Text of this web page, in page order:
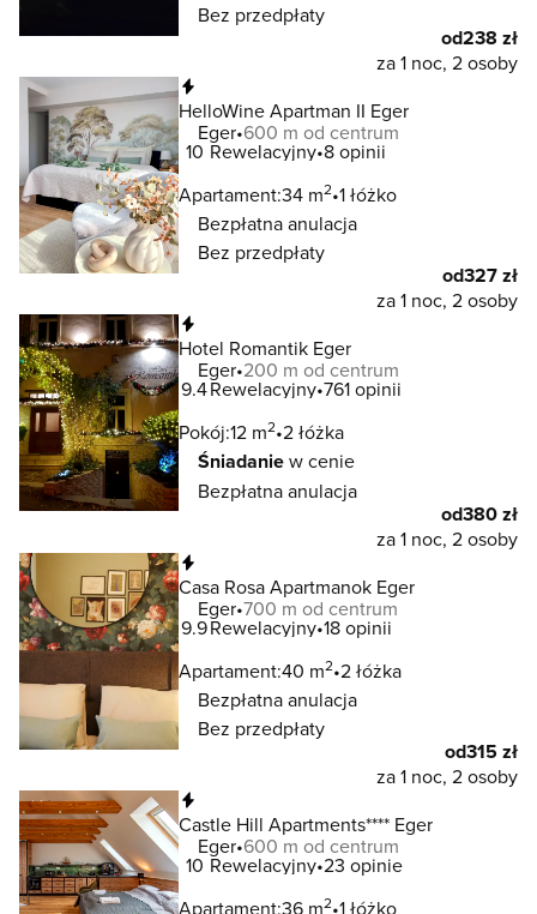
Bez przedpłaty
od238 zł
za 1 noc, 2 osoby
HelloWine Apartman II Eger
Eger 600 m od centrum
10 Rewelacyjny 8 opinii
Apartament:34 m2 1 łóżko
Bezpłatna anulacja
Bez przedpłaty
od327 zł
za 1 noc, 2 osoby
Hotel Romantik Eger
Eger 200 m od centrum
9.4Rewelacyjny 761 opinii
Pokój:12 m2 2 łóżka
Śniadaniew cenie
Bezpłatna anulacja
od380 zł
za 1 noc, 2 osoby
Casa Rosa Apartmanok Eger
Eger 700 m od centrum
9.9Rewelacyjny 18 opinii
Apartament:40 m2 2 łóżka
Bezpłatna anulacja
Bez przedpłaty
od315 zł
za 1 noc, 2 osoby
Castle Hill Apartments**** Eger
Eger 600 m od centrum
10 Rewelacyjny 23 opinie
Apartament:36 m2 1 łóżko